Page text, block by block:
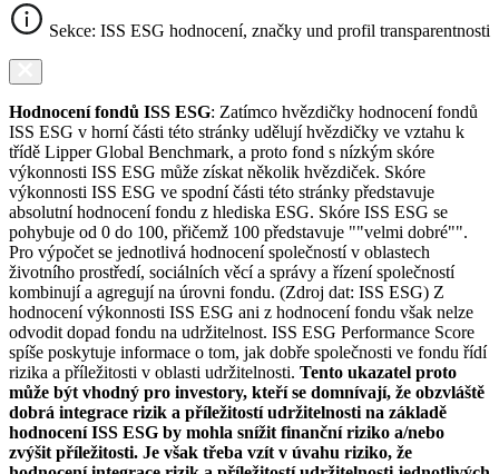
Sekce: ISS ESG hodnocení, značky und profil transparentnosti
Hodnocení fondů ISS ESG: Zatímco hvězdičky hodnocení fondů
ISS ESG v horní části této stránky udělují hvězdičky ve vztahu k
třídě Lipper Global Benchmark, a proto fond s nízkým skóre
výkonnosti ISS ESG může získat několik hvězdiček. Skóre
výkonnosti ISS ESG ve spodní části této stránky představuje
absolutní hodnocení fondu z hlediska ESG. Skóre ISS ESG se
pohybuje od 0 do 100, přičemž 100 představuje ""velmi dobré"".
Pro výpočet se jednotlivá hodnocení společností v oblastech
životního prostředí, sociálních věcí a správy a řízení společností
kombinují a agregují na úrovni fondu. (Zdroj dat: ISS ESG) Z
hodnocení výkonnosti ISS ESG ani z hodnocení fondu však nelze
odvodit dopad fondu na udržitelnost. ISS ESG Performance Score
spíše poskytuje informace o tom, jak dobře společnosti ve fondu řídí
rizika a příležitosti v oblasti udržitelnosti. Tento ukazatel proto
může být vhodný pro investory, kteří se domnívají, že obzvláště
dobrá integrace rizik a příležitostí udržitelnosti na základě
hodnocení ISS ESG by mohla snížit finanční riziko a/nebo
zvýšit příležitosti. Je však třeba vzít v úvahu riziko, že